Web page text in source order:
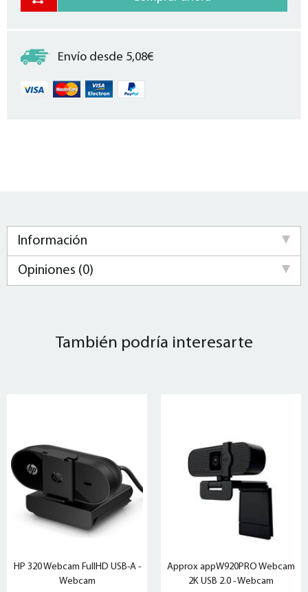
Envío desde 5,08€
Información
Opiniones (0)
También podría interesarte
HP 320 Webcam FullHD USB-A -
Webcam
Approx appW920PRO Webcam
2K USB 2.0 - Webcam